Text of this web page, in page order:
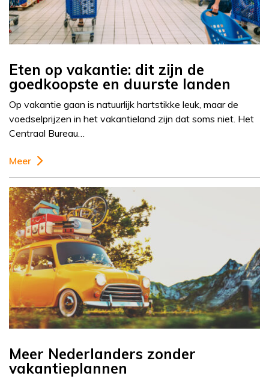
Eten op vakantie: dit zijn de
goedkoopste en duurste landen
Op vakantie gaan is natuurlijk hartstikke leuk, maar de
voedselprijzen in het vakantieland zijn dat soms niet. Het
Centraal Bureau…
Meer
Meer Nederlanders zonder
vakantieplannen